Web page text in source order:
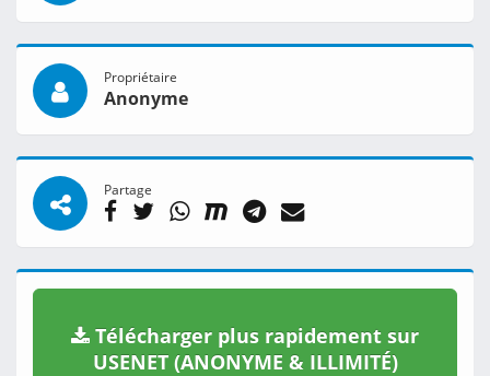
Propriétaire
Anonyme
Partage
Télécharger plus rapidement sur
USENET (ANONYME & ILLIMITÉ)